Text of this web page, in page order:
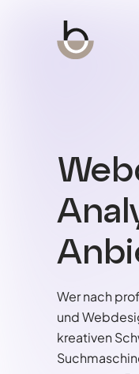
Wer nach
und
kreativen